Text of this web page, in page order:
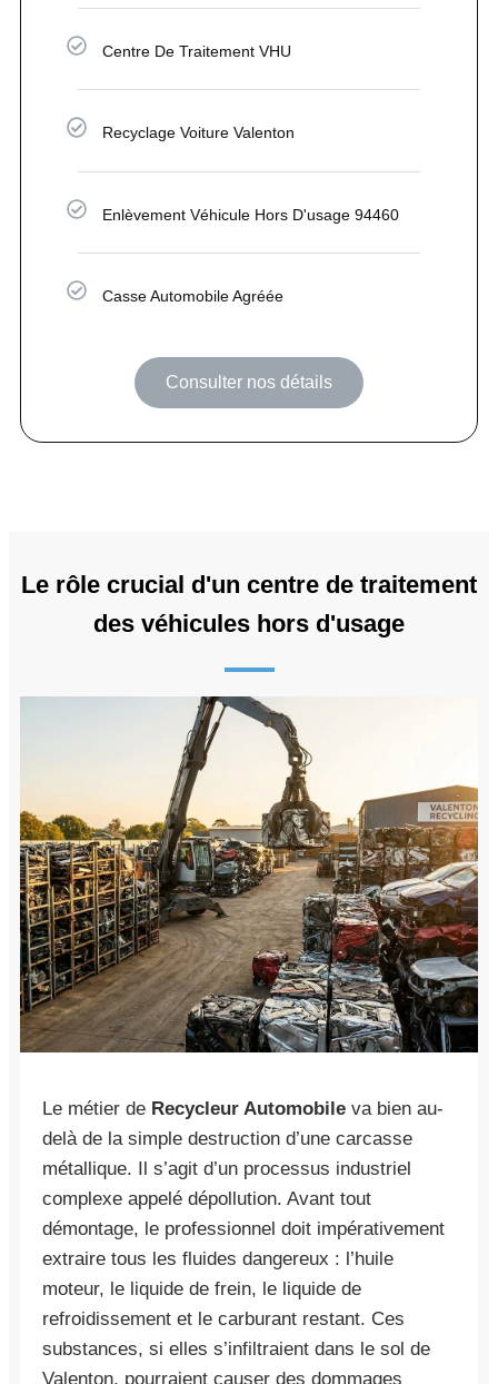
Centre De Traitement VHU
Recyclage Voiture Valenton
Enlèvement Véhicule Hors D'usage 94460
Casse Automobile Agréée
Consulter nos détails
Le rôle crucial d'un centre de traitement
des véhicules hors d'usage
Le métier de Recycleur Automobile va bien au-
delà de la simple destruction d’une carcasse
métallique. Il s’agit d’un processus industriel
complexe appelé dépollution. Avant tout
démontage, le professionnel doit impérativement
extraire tous les fluides dangereux : l’huile
moteur, le liquide de frein, le liquide de
refroidissement et le carburant restant. Ces
substances, si elles s’infiltraient dans le sol de
Valenton, pourraient causer des dommages